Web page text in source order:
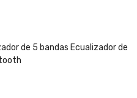
de 5 bandas Ecualizador de